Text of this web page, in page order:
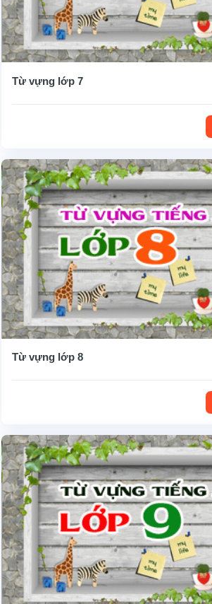
Từ vựng lớp 7
Từ vựng lớp 8